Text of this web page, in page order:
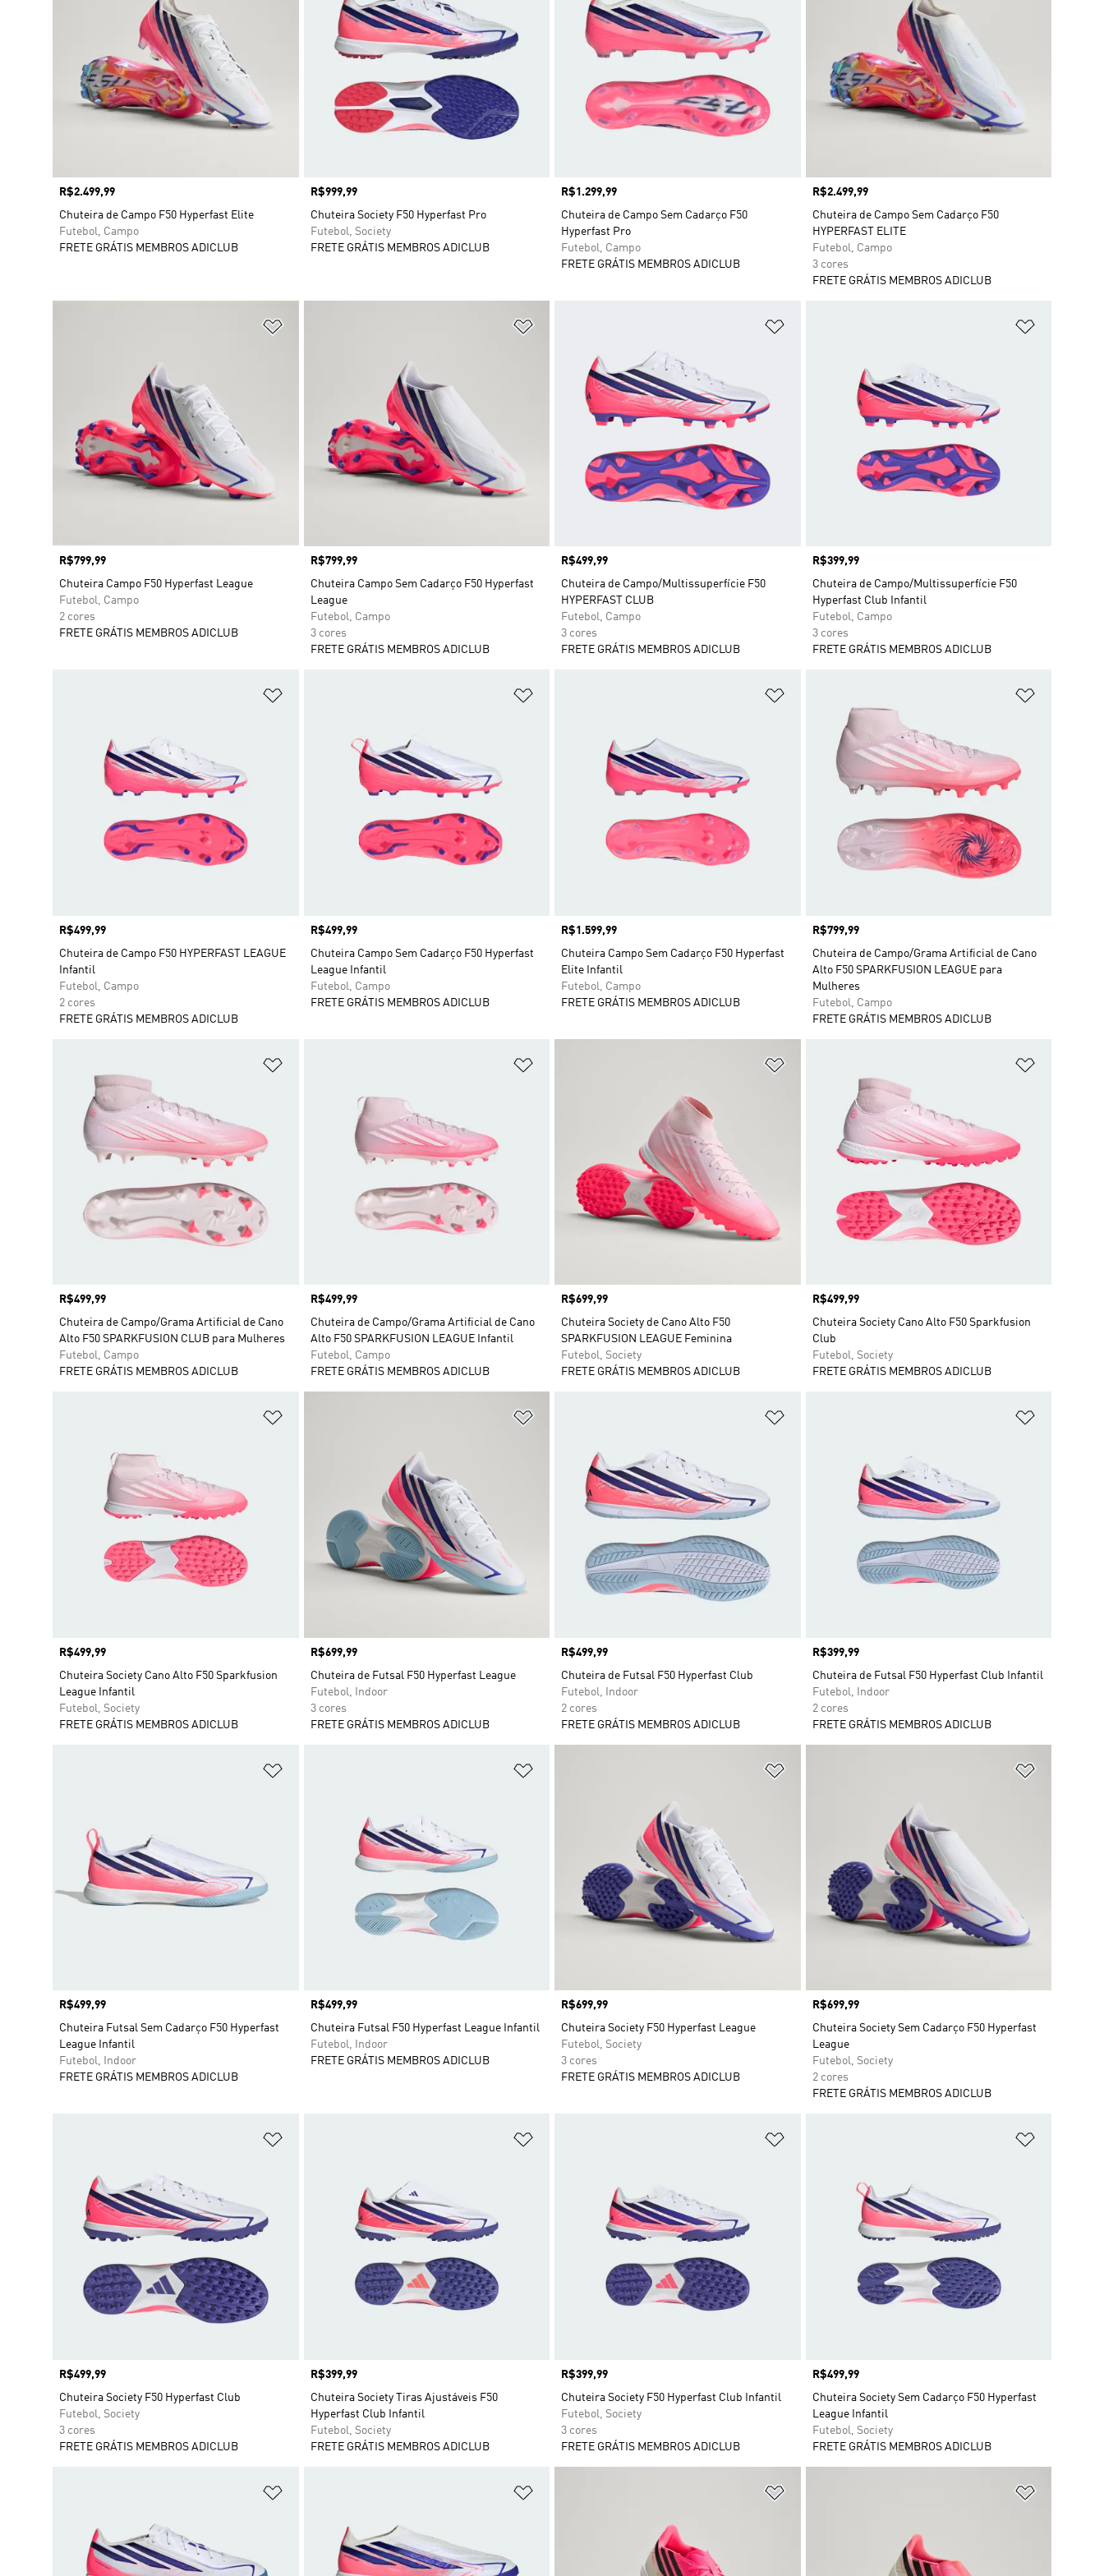
Preço
R$2.499,99
Chuteira de Campo F50 Hyperfast Elite
Futebol, Campo
FRETE GRÁTIS MEMBROS ADICLUB
Preço
R$999,99
Chuteira Society F50 Hyperfast Pro
Futebol, Society
FRETE GRÁTIS MEMBROS ADICLUB
Preço
R$1.299,99
Chuteira de Campo Sem Cadarço F50
Hyperfast Pro
Futebol, Campo
FRETE GRÁTIS MEMBROS ADICLUB
Preço
R$2.499,99
Chuteira de Campo Sem Cadarço F50
HYPERFAST ELITE
Futebol, Campo
3 cores
FRETE GRÁTIS MEMBROS ADICLUB
Preço
R$799,99
Chuteira Campo F50 Hyperfast League
Futebol, Campo
2 cores
FRETE GRÁTIS MEMBROS ADICLUB
Preço
R$799,99
Chuteira Campo Sem Cadarço F50 Hyperfast
League
Futebol, Campo
3 cores
FRETE GRÁTIS MEMBROS ADICLUB
Preço
R$499,99
Chuteira de Campo/Multissuperfície F50
HYPERFAST CLUB
Futebol, Campo
3 cores
FRETE GRÁTIS MEMBROS ADICLUB
Preço
R$399,99
Chuteira de Campo/Multissuperfície F50
Hyperfast Club Infantil
Futebol, Campo
3 cores
FRETE GRÁTIS MEMBROS ADICLUB
Preço
R$499,99
Chuteira de Campo F50 HYPERFAST LEAGUE
Infantil
Futebol, Campo
2 cores
FRETE GRÁTIS MEMBROS ADICLUB
Preço
R$499,99
Chuteira Campo Sem Cadarço F50 Hyperfast
League Infantil
Futebol, Campo
FRETE GRÁTIS MEMBROS ADICLUB
Preço
R$1.599,99
Chuteira Campo Sem Cadarço F50 Hyperfast
Elite Infantil
Futebol, Campo
FRETE GRÁTIS MEMBROS ADICLUB
Preço
R$799,99
Chuteira de Campo/Grama Artificial de Cano
Alto F50 SPARKFUSION LEAGUE para
Mulheres
Futebol, Campo
FRETE GRÁTIS MEMBROS ADICLUB
Preço
R$499,99
Chuteira de Campo/Grama Artificial de Cano
Alto F50 SPARKFUSION CLUB para Mulheres
Futebol, Campo
FRETE GRÁTIS MEMBROS ADICLUB
Preço
R$499,99
Chuteira de Campo/Grama Artificial de Cano
Alto F50 SPARKFUSION LEAGUE Infantil
Futebol, Campo
FRETE GRÁTIS MEMBROS ADICLUB
Preço
R$699,99
Chuteira Society de Cano Alto F50
SPARKFUSION LEAGUE Feminina
Futebol, Society
FRETE GRÁTIS MEMBROS ADICLUB
Preço
R$499,99
Chuteira Society Cano Alto F50 Sparkfusion
Club
Futebol, Society
FRETE GRÁTIS MEMBROS ADICLUB
Preço
R$499,99
Chuteira Society Cano Alto F50 Sparkfusion
League Infantil
Futebol, Society
FRETE GRÁTIS MEMBROS ADICLUB
Preço
R$699,99
Chuteira de Futsal F50 Hyperfast League
Futebol, Indoor
3 cores
FRETE GRÁTIS MEMBROS ADICLUB
Preço
R$499,99
Chuteira de Futsal F50 Hyperfast Club
Futebol, Indoor
2 cores
FRETE GRÁTIS MEMBROS ADICLUB
Preço
R$399,99
Chuteira de Futsal F50 Hyperfast Club Infantil
Futebol, Indoor
2 cores
FRETE GRÁTIS MEMBROS ADICLUB
Preço
R$499,99
Chuteira Futsal Sem Cadarço F50 Hyperfast
League Infantil
Futebol, Indoor
FRETE GRÁTIS MEMBROS ADICLUB
Preço
R$499,99
Chuteira Futsal F50 Hyperfast League Infantil
Futebol, Indoor
FRETE GRÁTIS MEMBROS ADICLUB
Preço
R$699,99
Chuteira Society F50 Hyperfast League
Futebol, Society
3 cores
FRETE GRÁTIS MEMBROS ADICLUB
Preço
R$699,99
Chuteira Society Sem Cadarço F50 Hyperfast
League
Futebol, Society
2 cores
FRETE GRÁTIS MEMBROS ADICLUB
Preço
R$499,99
Chuteira Society F50 Hyperfast Club
Futebol, Society
3 cores
FRETE GRÁTIS MEMBROS ADICLUB
Preço
R$399,99
Chuteira Society Tiras Ajustáveis F50
Hyperfast Club Infantil
Futebol, Society
FRETE GRÁTIS MEMBROS ADICLUB
Preço
R$399,99
Chuteira Society F50 Hyperfast Club Infantil
Futebol, Society
3 cores
FRETE GRÁTIS MEMBROS ADICLUB
Preço
R$499,99
Chuteira Society Sem Cadarço F50 Hyperfast
League Infantil
Futebol, Society
FRETE GRÁTIS MEMBROS ADICLUB